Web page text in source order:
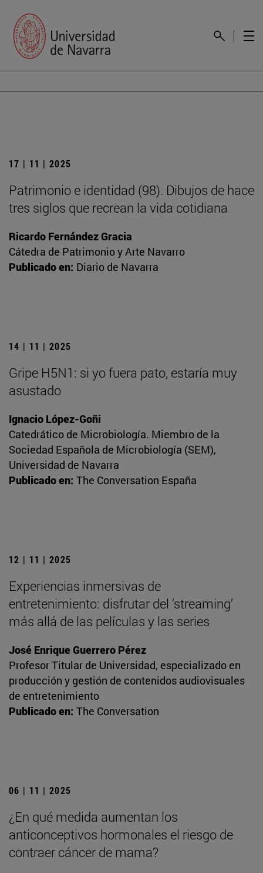
17 | 11 | 2025
Patrimonio e identidad (98). Dibujos de hace
tres siglos que recrean la vida cotidiana
Ricardo Fernández Gracia
Cátedra de Patrimonio y Arte Navarro
Publicado en: Diario de Navarra
14 | 11 | 2025
Gripe H5N1: si yo fuera pato, estaría muy
asustado
Ignacio López-Goñi
Catedrático de Microbiología. Miembro de la
Sociedad Española de Microbiología (SEM),
Universidad de Navarra
Publicado en: The Conversation España
12 | 11 | 2025
Experiencias inmersivas de
entretenimiento: disfrutar del ‘streaming’
más allá de las películas y las series
José Enrique Guerrero Pérez
Profesor Titular de Universidad, especializado en
producción y gestión de contenidos audiovisuales
de entretenimiento
Publicado en: The Conversation
06 | 11 | 2025
¿En qué medida aumentan los
anticonceptivos hormonales el riesgo de
contraer cáncer de mama?